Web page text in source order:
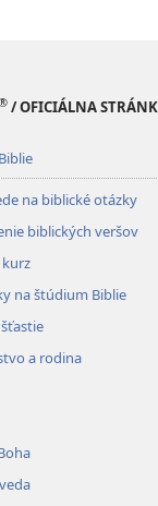
/ OFICIÁLNA
na biblické otázky
biblických veršov
na štúdium Biblie
a rodina